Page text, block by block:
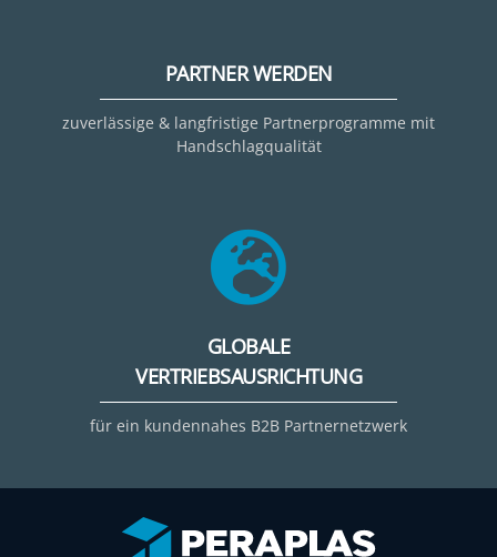
PARTNER WERDEN
zuverlässige & langfristige Partnerprogramme mit
Handschlagqualität
GLOBALE
VERTRIEBSAUSRICHTUNG
für ein kundennahes B2B Partnernetzwerk